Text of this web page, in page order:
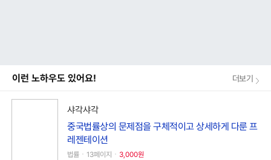
이런 노하우도 있어요! 더보기
샤각샤각
중국법률상의 문제점을 구체적이고 상세하게 다룬 프
레젠테이션
법률ㆍ13페이지ㆍ 3,000원